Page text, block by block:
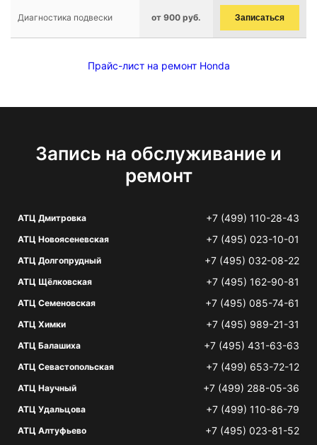
Диагностика подвески от 900 руб. Записаться
Прайс-лист на ремонт Honda
Запись на обслуживание и
ремонт
АТЦ Дмитровка +7 (499) 110-28-43
АТЦ Новоясеневская +7 (495) 023-10-01
АТЦ Долгопрудный +7 (495) 032-08-22
АТЦ Щёлковская +7 (495) 162-90-81
АТЦ Семеновская +7 (495) 085-74-61
АТЦ Химки +7 (495) 989-21-31
АТЦ Балашиха +7 (495) 431-63-63
АТЦ Севастопольская +7 (499) 653-72-12
АТЦ Научный +7 (499) 288-05-36
АТЦ Удальцова +7 (499) 110-86-79
АТЦ Алтуфьево +7 (495) 023-81-52